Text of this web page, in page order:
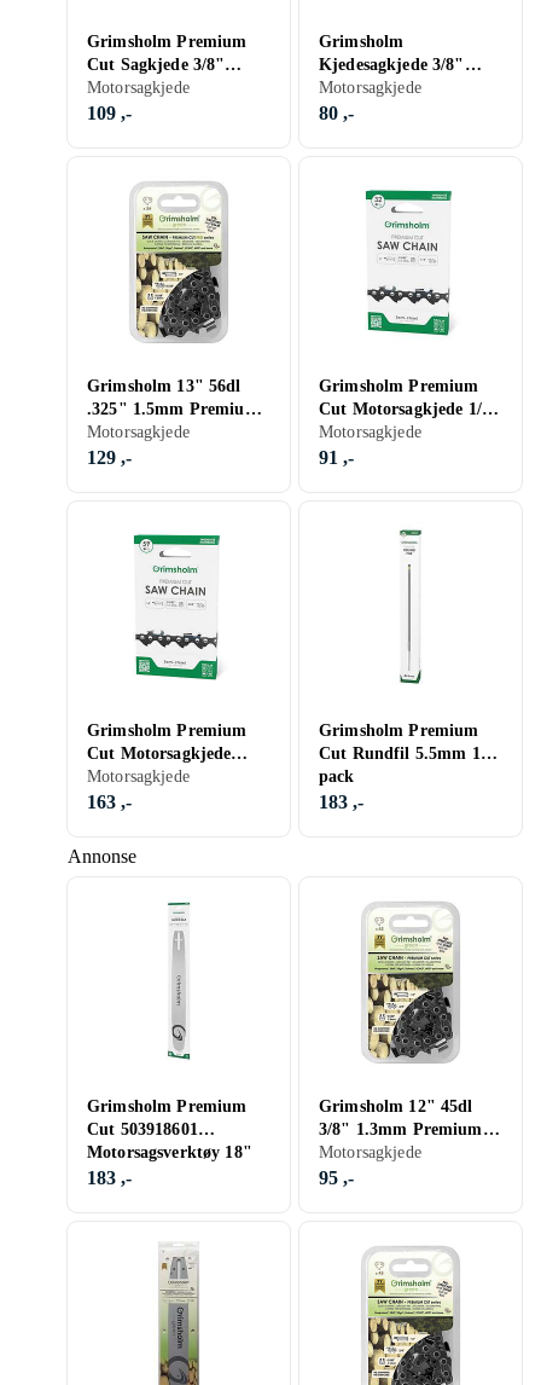
Annonse
Grimsholm Premium
Cut Sagkjede 3/8"
1.1mm 52DL
Motorsagkjede
109 ,-
Grimsholm
Kjedesagkjede 3/8"
1.3mm 44DL
Motorsagkjede
80 ,-
Grimsholm 13" 56dl
.325" 1.5mm Premium
Cut Pro
Motorsågskedja
Motorsagkjede
129 ,-
Grimsholm Premium
Cut Motorsagkjede 1/4"
1.1mm 32DL
Motorsagkjede
91 ,-
Grimsholm Premium
Cut Motorsagkjede
.325" 1.1mm 59DL
Motorsagkjede
163 ,-
Grimsholm Premium
Cut Rundfil 5.5mm 12-
pack
183 ,-
Grimsholm Premium
Cut 503918601
Motorsagsverktøy 18"
.325" 1.3mm
183 ,-
Grimsholm 12" 45dl
3/8" 1.3mm Premium
Cut Motorsågskedja
Motorsagkjede
95 ,-